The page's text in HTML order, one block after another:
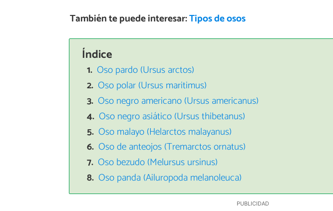
También te puede interesar:Tipos de osos
Índice
Oso pardo (Ursus arctos)
Oso polar (Ursus maritimus)
Oso negro americano (Ursus americanus)
Oso negro asiático (Ursus thibetanus)
Oso malayo (Helarctos malayanus)
Oso de anteojos (Tremarctos ornatus)
Oso bezudo (Melursus ursinus)
Oso panda (Ailuropoda melanoleuca)